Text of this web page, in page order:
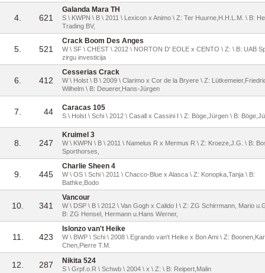
4. 621
Galanda Mara TH
S \ KWPN \ B \ 2011 \ Lexicon x Animo \ Z: Ter Huurne,H.H.L.M. \ B:
Trading BV,
5. 521
Crack Boom Des Anges
W \ SF \ CHEST \ 2012 \ NORTON D' EOLE x CENTO \ Z: \ B: UAB
zirgu investicija
6. 412
Cesserias Crack
W \ Holst \ B \ 2009 \ Clarimo x Cor de la Bryere \ Z:
Wilhelm \ B: Deuerer,Hans-Jürgen
7. 44 Caracas 105
S \ Holst \ Schi \ 2012 \ Casall x Cassini I \ Z: Böge,Jürgen \ B:
8. 247
Kruimel 3
W \ KWPN \ B \ 2011 \ Namelus R x Mermus R \ Z: Kroeze,J.G. \ B:
Sporthorses,
9. 445
Charlie Sheen 4
W \ OS \ Schi \ 2011 \ Chacco-Blue x Alasca \ Z: Konopka,Tanja \ B:
Bathke,Bodo
10. 341
Vancour
W \ DSP \ B \ 2012 \ Van Gogh x Calido I \ Z: ZG Schirrmann, Mario
B: ZG Hensel, Hermann u.Hans Werner,
11. 423
Islonzo van't Heike
W \ BWP \ Schi \ 2008 \ Egrando van't Heike x Bon Ami \ Z:
Chen,Pierre T.M.
12. 287 Nikita 524
S \ Grpf.o.R \ Schwb \ 2004 \ x \ Z: \ B: Reipert,Malin